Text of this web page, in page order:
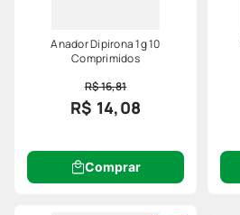
Anador Dipirona 1g 10
Comprimidos
R$ 16,81
R$ 14,08
Comprar